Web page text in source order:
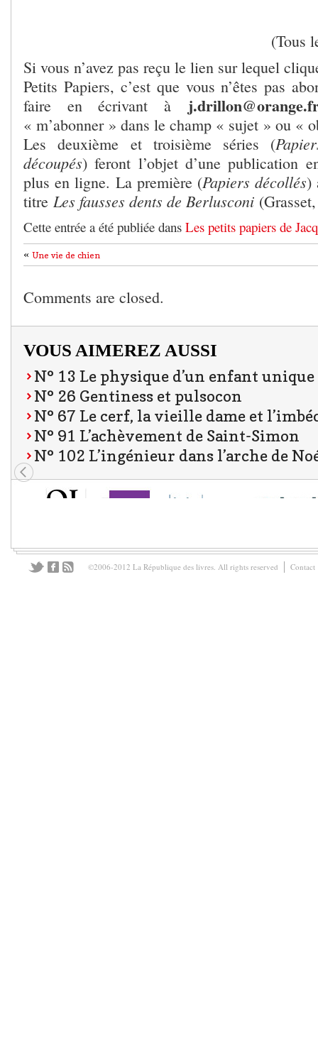
(Tous
Si vous n’avez pas reçu le lien sur lequel
Petits Papiers, c’est que vous n’êtes pas
faire en écrivant à
« m’abonner » dans le champ « sujet » ou «
Les deuxième et troisième séries (
découpés) feront l’objet d’une publication
plus en ligne. La première (Papiers décollés)
titre Les fausses dents de Berlusconi
Cette entrée a été publiée dans Les petits papiers de
« Une vie de chien
Comments are closed.
VOUS AIMEREZ AUSSI
N° 13 Le physique d’un enfant unique
N° 26 Gentiness et pulsocon
N° 67 Le cerf, la vieille dame et
N° 91 L’achèvement de Saint-Simon
N° 102 L’ingénieur dans l’arche de
©2006-2012 La République des livres. All rights reserved Contact